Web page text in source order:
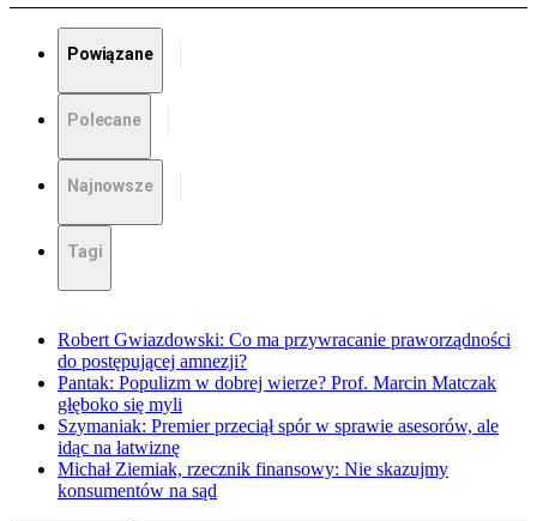
Powiązane
Polecane
Najnowsze
Tagi
Robert Gwiazdowski: Co ma przywracanie praworządności
do postępującej amnezji?
Pantak: Populizm w dobrej wierze? Prof. Marcin Matczak
głęboko się myli
Szymaniak: Premier przeciął spór w sprawie asesorów, ale
idąc na łatwiznę
Michał Ziemiak, rzecznik finansowy: Nie skazujmy
konsumentów na sąd